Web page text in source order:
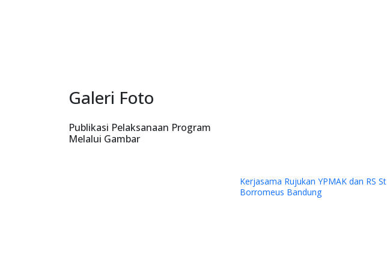
Galeri Foto
Publikasi Pelaksanaan Program
Melalui Gambar
Kerjasama Rujukan YPMAK dan RS St
Borromeus Bandung